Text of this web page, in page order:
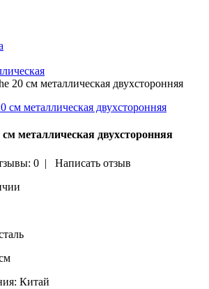
20 см металлическая двухсторонняя
металлическая двухсторонняя
0 |
Написать отзыв
Китай